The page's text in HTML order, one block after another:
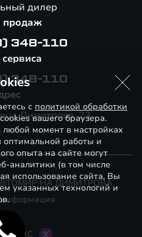
дилер
продаж
348-110
348-110
Димитрова, 23
НА ДИМИТРОВА
ПЕРКС
с политикой обработки
вашего браузера.
момент в настройках
оптимальной работы и
опыта на сайте могут
аналитики (в том числе
использование сайта, Вы
указанных технологий и